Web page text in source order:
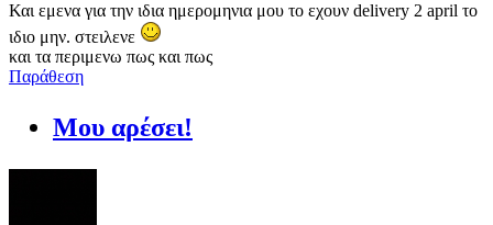
Και εμενα για την ιδια ημερομηνια μου το εχουν delivery 2 april το
ιδιο μην. στειλενε
και τα περιμενω πως και πως
Παράθεση
Μου αρέσει!